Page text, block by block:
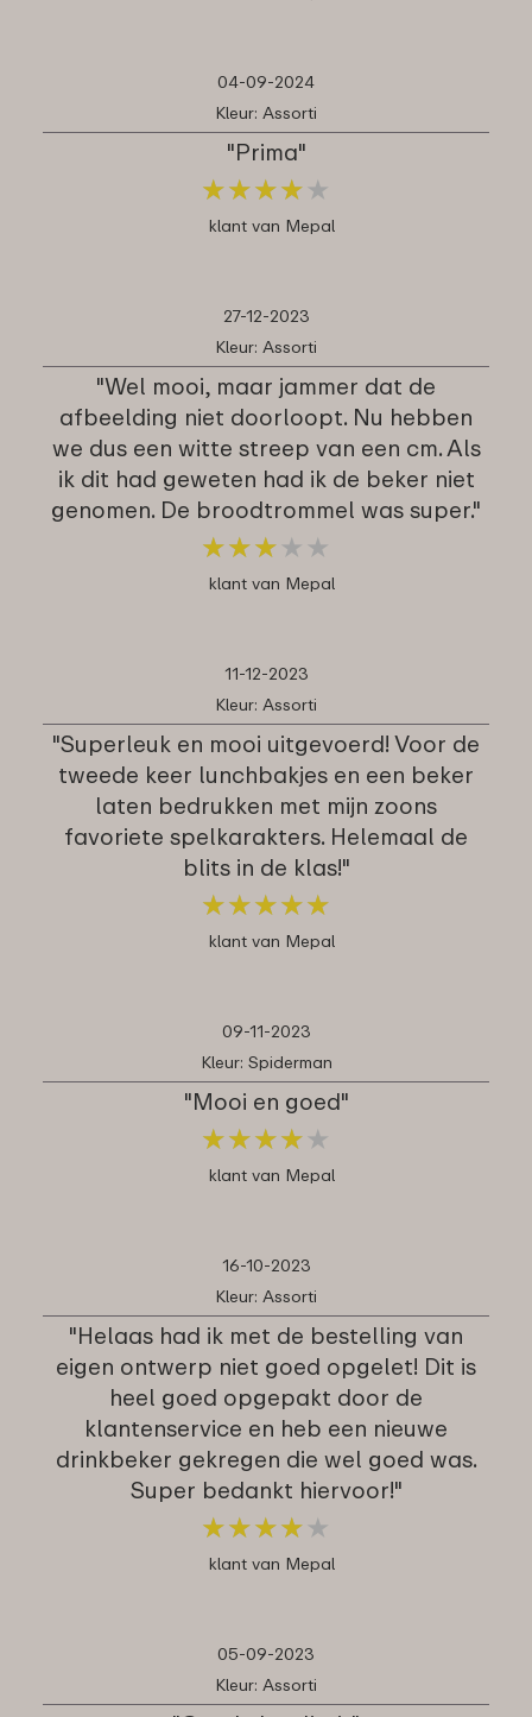
04-09-2024
Kleur: Assorti
"Prima"
★★★★ ★
★★★★ ★
klant van Mepal
27-12-2023
Kleur: Assorti
"Wel mooi, maar jammer dat de
afbeelding niet doorloopt. Nu hebben
we dus een witte streep van een cm. Als
ik dit had geweten had ik de beker niet
genomen. De broodtrommel was super."
★★★ ★ ★
★★★ ★ ★
klant van Mepal
11-12-2023
Kleur: Assorti
"Superleuk en mooi uitgevoerd! Voor de
tweede keer lunchbakjes en een beker
laten bedrukken met mijn zoons
favoriete spelkarakters. Helemaal de
blits in de klas!"
★★★★★
★★★★★
klant van Mepal
09-11-2023
Kleur: Spiderman
"Mooi en goed"
★★★★ ★
★★★★ ★
klant van Mepal
16-10-2023
Kleur: Assorti
"Helaas had ik met de bestelling van
eigen ontwerp niet goed opgelet! Dit is
heel goed opgepakt door de
klantenservice en heb een nieuwe
drinkbeker gekregen die wel goed was.
Super bedankt hiervoor!"
★★★★ ★
★★★★ ★
klant van Mepal
05-09-2023
Kleur: Assorti